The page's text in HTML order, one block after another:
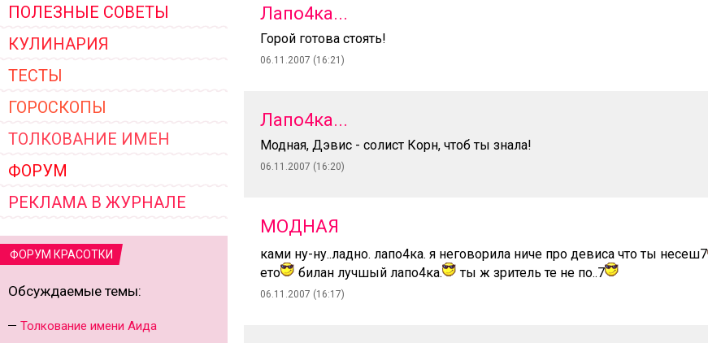
ПОЛЕЗНЫЕ СОВЕТЫ
КУЛИНАРИЯ
ТЕСТЫ
ГОРОСКОПЫ
ТОЛКОВАНИЕ ИМЕН
ФОРУМ
РЕКЛАМА В ЖУРНАЛЕ
ФОРУМ КРАСОТКИ
Обсуждаемые темы:
Толкование имени Аида
Лапо4ка...
Горой готова стоять!
06.11.2007 (16:21)
Лапо4ка...
Модная, Дэвис - солист Корн, чтоб ты знала!
06.11.2007 (16:20)
МОДНАЯ
ками ну-ну..ладно. лапо4ка. я неговорила ниче про девиса что ты несеш7
ето
билан лучшый лапо4ка. ты ж зритель те не по..7
06.11.2007 (16:17)